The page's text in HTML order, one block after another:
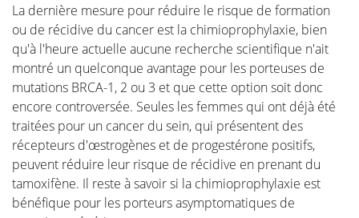
La dernière mesure pour réduire le risque de formation
ou de récidive du cancer est la chimioprophylaxie, bien
qu'à l'heure actuelle aucune recherche scientifique n'ait
montré un quelconque avantage pour les porteuses de
mutations BRCA-1, 2 ou 3 et que cette option soit donc
encore controversée. Seules les femmes qui ont déjà été
traitées pour un cancer du sein, qui présentent des
récepteurs d'œstrogènes et de progestérone positifs,
peuvent réduire leur risque de récidive en prenant du
tamoxifène. Il reste à savoir si la chimioprophylaxie est
bénéfique pour les porteurs asymptomatiques de